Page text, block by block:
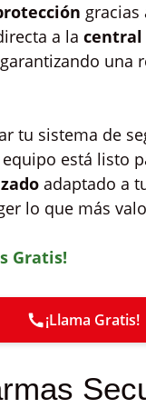
gracias
a la central
una
tu sistema de
está listo
adaptado a
lo que más
Gratis!
¡Llama Gratis!